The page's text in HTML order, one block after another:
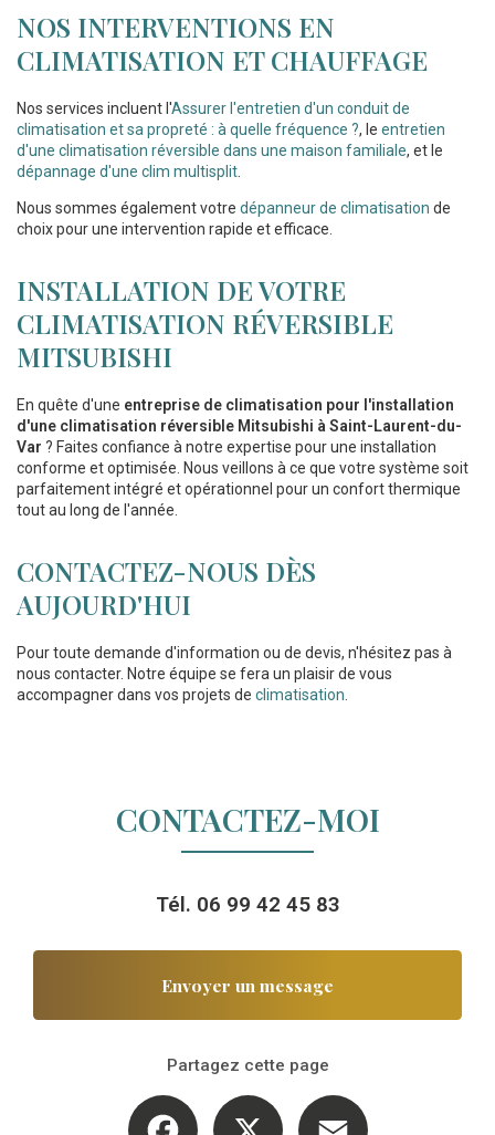
NOS INTERVENTIONS EN
CLIMATISATION ET CHAUFFAGE
Nos services incluent l'Assurer l'entretien d'un conduit de
climatisation et sa propreté : à quelle fréquence ?, le entretien
d'une climatisation réversible dans une maison familiale, et le
dépannage d'une clim multisplit
Nous sommes également votre dépanneur de climatisation de
choix pour une intervention rapide et efficace.
INSTALLATION DE VOTRE
CLIMATISATION RÉVERSIBLE
MITSUBISHI
En quête d'une entreprise de climatisation pour l'installation
d'une climatisation réversible Mitsubishi à Saint-Laurent-du-
Var ? Faites confiance à notre expertise pour une installation
conforme et optimisée. Nous veillons à ce que votre système soit
parfaitement intégré et opérationnel pour un confort thermique
tout au long de l'année.
CONTACTEZ-NOUS DÈS
AUJOURD'HUI
Pour toute demande d'information ou de devis, n'hésitez pas à
nous contacter. Notre équipe se fera un plaisir de vous
accompagner dans vos projets de climatisation
CONTACTEZ-MOI
Tél. 06 99 42 45 83
Envoyer un message
Partagez cette page
Facebook